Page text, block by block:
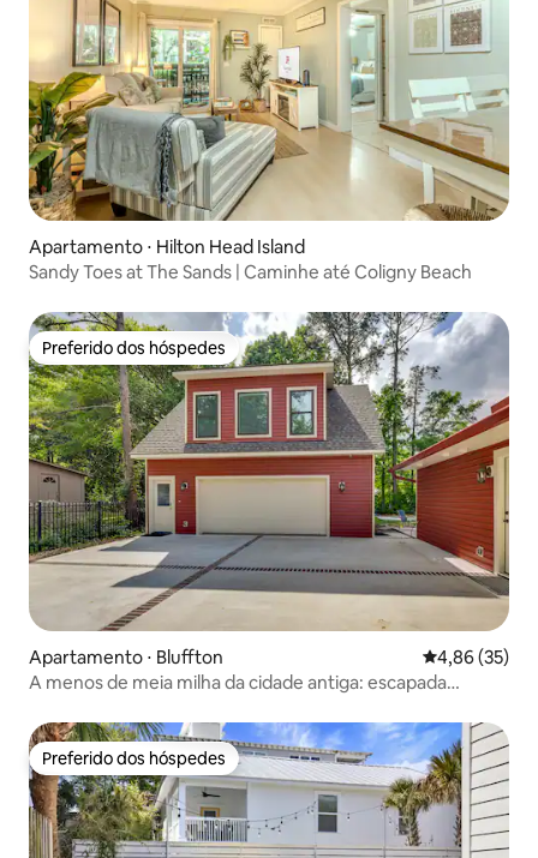
Apartamento ⋅ Hilton Head Island
Sandy Toes at The Sands | Caminhe até Coligny Beach
Preferido dos hóspedes
Preferido dos hóspedes
Apartamento ⋅ Bluffton 4,86 de uma
4,86 (35)
A menos de meia milha da cidade antiga: escapada
Preferido dos hóspedes
Preferido dos hóspedes